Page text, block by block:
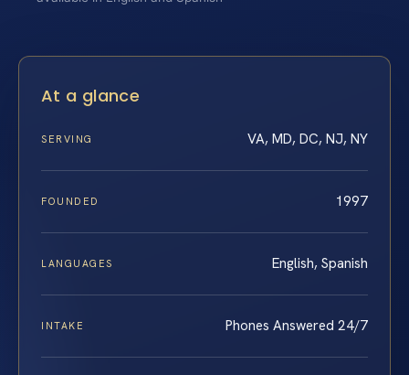
At a glance
SERVING VA, MD, DC, NJ, NY
FOUNDED 1997
LANGUAGES English, Spanish
INTAKE Phones Answered 24/7